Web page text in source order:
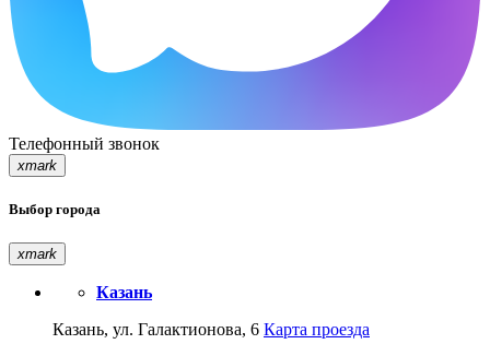
Телефонный звонок
xmark
Выбор города
xmark
Казань
Казань, ул. Галактионова, 6 Карта проезда